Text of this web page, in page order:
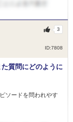
域枠）
期）
述試験を30分程度行
ID:7808
3
質問にどのように
ソードを問われやす